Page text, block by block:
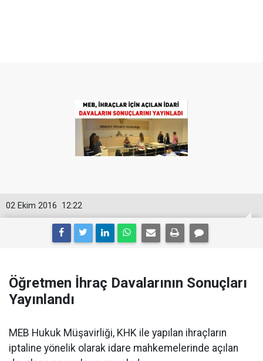
12:22
02 Ekim 2016
Öğretmen İhraç Davalarının Sonuçları
Yayınlandı
MEB Hukuk Müşavirliği, KHK ile yapılan ihraçların
iptaline yönelik olarak idare mahkemelerinde açılan